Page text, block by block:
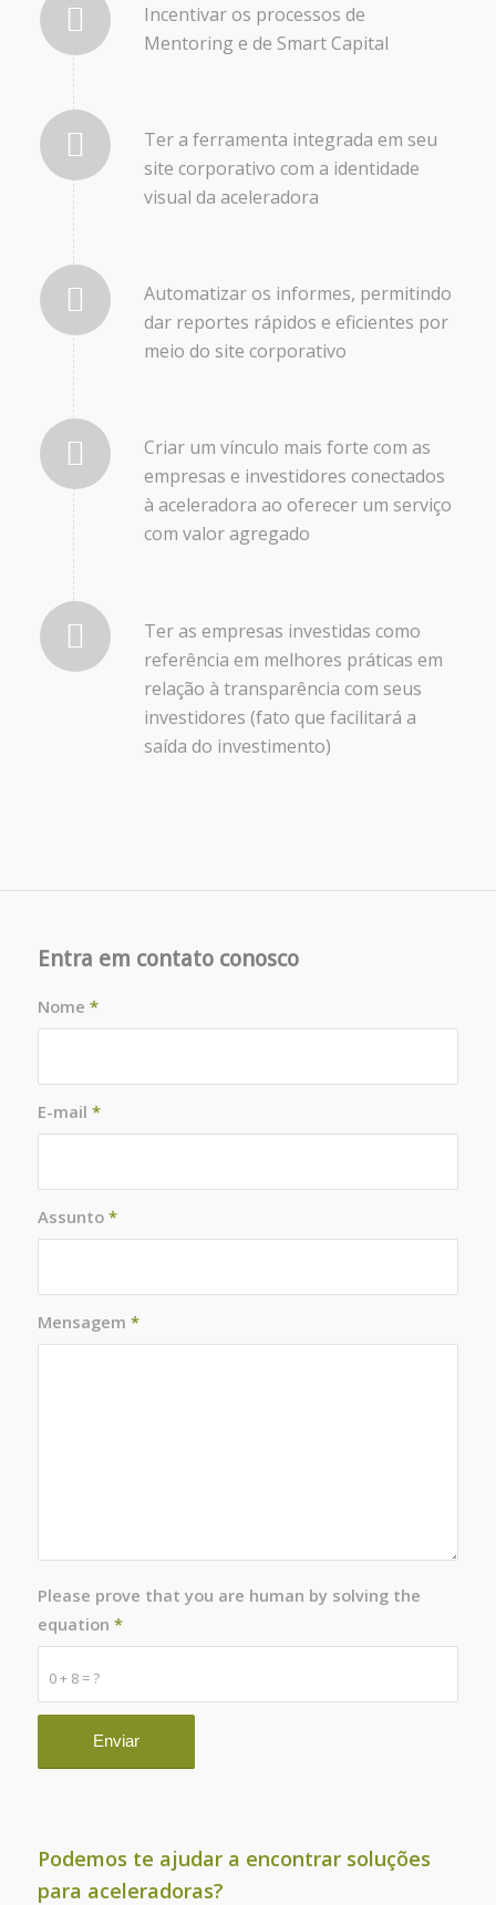
Incentivar os processos de
Mentoring e de Smart Capital
Ter a ferramenta integrada em seu
site corporativo com a identidade
visual da aceleradora
Automatizar os informes, permitindo
dar reportes rápidos e eficientes por
meio do site corporativo
Criar um vínculo mais forte com as
empresas e investidores conectados
à aceleradora ao oferecer um serviço
com valor agregado
Ter as empresas investidas como
referência em melhores práticas em
relação à transparência com seus
investidores (fato que facilitará a
saída do investimento)
Entra em contato conosco
Nome *
E-mail *
Assunto *
Mensagem *
0 + 8 = ?
Please prove that you are human by solving the
equation *
Podemos te ajudar a encontrar soluções
para aceleradoras?